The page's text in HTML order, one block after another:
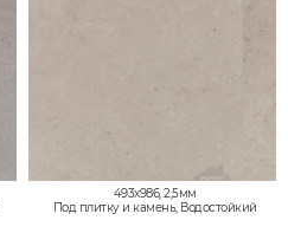
493x986, 2,5мм
Под плитку и камень, Водостойкий